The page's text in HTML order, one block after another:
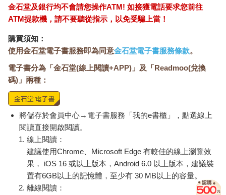
「你不能為了牠的角就要殺牠！」傑克說。
「為什麼不能？」男孩說。他用湛藍的雙眼惡狠狠的瞪著傑克。
物，牠們知道我們永遠不會知道的祕密，聽得見我們永遠聽不見
的聲音！牠們用的語言，我們永遠也無法明白！懂了嗎？」
邊。他盯著獨角鯨，彷彿第一次見到這種生物。
然後，他轉向傑克與安妮。
「我可以幫你們救牠。」他說。
「謝謝你！」安妮說。
「喏，這個還你。」傑克說，一邊把男孩的長矛交還給他。
「我們要怎麼救牠？」安妮問。
「我們一起過去牠那裡。」男孩說：「跟我來。」
金石堂及銀行均不會請您操作ATM! 如接獲電話要求您前往
ATM提款機，請不要聽從指示，以免受騙上當！
購買須知：
使用金石堂電子書服務即為同意金石堂電子書服務條款。
電子書分為「金石堂(線上閱讀+APP)」及「Readmoo(兌換
碼)」兩種：
將儲存於會員中心→電子書服務「我的e書櫃」，點選線上
閱讀直接開啟閱讀。
線上閱讀：
建議使用Chrome、Microsoft Edge 有較佳的線上瀏覽效
果， iOS 16 或以上版本，Android 6.0 以上版本，建議裝
置有6GB以上的記憶體，至少有 30 MB以上的容量。
離線閱讀：